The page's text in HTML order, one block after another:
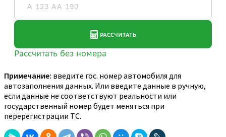
Примечание: введите гос. номер автомобиля для
автозаполнения данных. Или введите данные в ручную,
если данные не соответствуют реальности или
государственный номер будет меняться при
перерегистрации ТС.